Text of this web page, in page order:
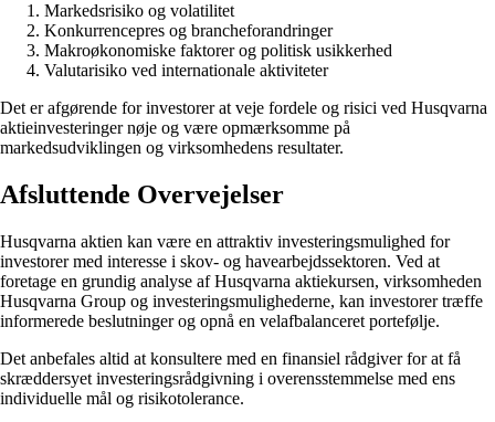
Markedsrisiko og volatilitet
Konkurrencepres og brancheforandringer
Makroøkonomiske faktorer og politisk usikkerhed
Valutarisiko ved internationale aktiviteter
Det er afgørende for investorer at veje fordele og risici ved Husqvarna
aktieinvesteringer nøje og være opmærksomme på
markedsudviklingen og virksomhedens resultater.
Afsluttende Overvejelser
Husqvarna aktien kan være en attraktiv investeringsmulighed for
investorer med interesse i skov- og havearbejdssektoren. Ved at
foretage en grundig analyse af Husqvarna aktiekursen, virksomheden
Husqvarna Group og investeringsmulighederne, kan investorer træffe
informerede beslutninger og opnå en velafbalanceret portefølje.
Det anbefales altid at konsultere med en finansiel rådgiver for at få
skræddersyet investeringsrådgivning i overensstemmelse med ens
individuelle mål og risikotolerance.